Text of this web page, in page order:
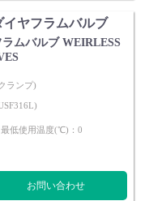
ヤフラムバルブ
ムバルブ WEIRLESS
ランプ)
低使用温度(℃)：0
お問い合わせ